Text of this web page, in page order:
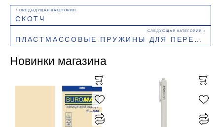
СКОТЧ
ПЛАСТМАССОВЫЕ ПРУЖИНЫ ДЛЯ ПЕРЕПЛЕТА
Новинки магазина